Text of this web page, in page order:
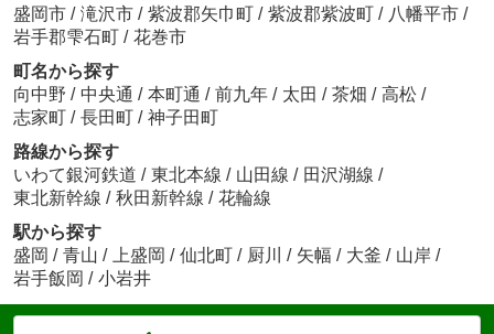
盛岡市 / 滝沢市 / 紫波郡矢巾町 / 紫波郡紫波町 / 八幡平市 /
岩手郡雫石町 / 花巻市
町名から探す
向中野 / 中央通 / 本町通 / 前九年 / 太田 / 茶畑 / 高松 /
志家町 / 長田町 / 神子田町
路線から探す
いわて銀河鉄道 / 東北本線 / 山田線 / 田沢湖線 /
東北新幹線 / 秋田新幹線 / 花輪線
駅から探す
盛岡 / 青山 / 上盛岡 / 仙北町 / 厨川 / 矢幅 / 大釜 / 山岸 /
岩手飯岡 / 小岩井